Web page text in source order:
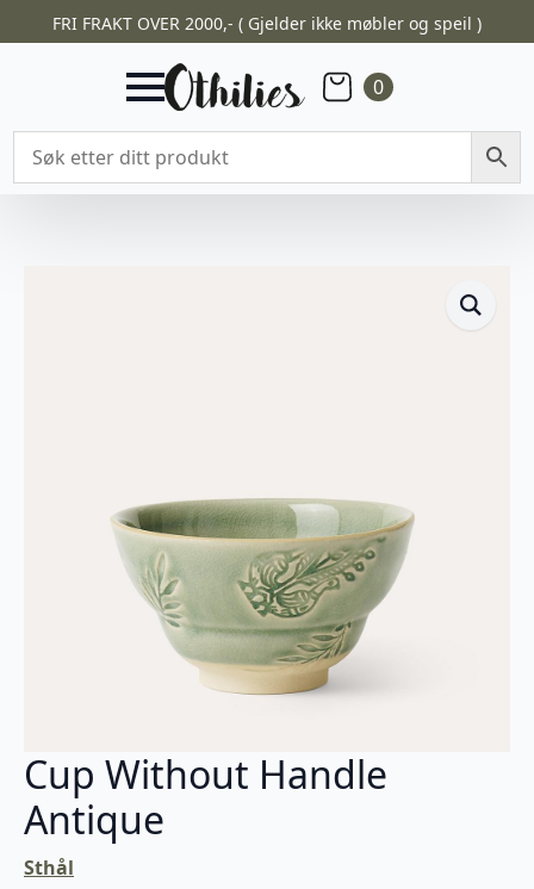
FRI FRAKT OVER 2000,- ( Gjelder ikke møbler og speil )
0
Cup Without Handle
Antique
Sthål